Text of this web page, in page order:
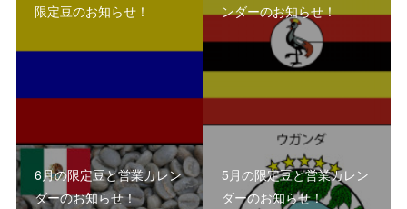
限定豆のお知らせ！
ンダーのお知らせ！
6月の限定豆と営業カレン
ダーのお知らせ！
5月の限定豆と営業カレン
ダーのお知らせ！